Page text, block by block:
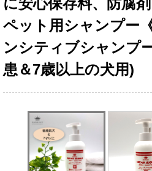
ペット用シャンプー
ンシティブシャンプ
患＆7歳以上の犬用)